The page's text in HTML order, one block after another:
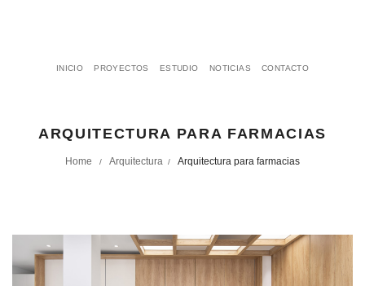
INICIO PROYECTOS ESTUDIO NOTICIAS CONTACTO
ARQUITECTURA PARA FARMACIAS
Home / Arquitectura / Arquitectura para farmacias